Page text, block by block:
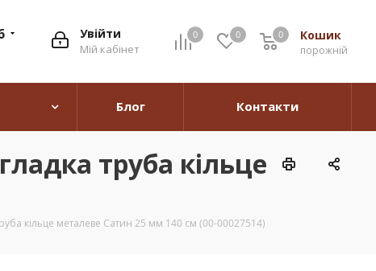
0 0 Кошик
0
порожній
0
Увійти
Мій кабінет
Блог Контакти
труба кільце
кільце металеве Сатин 25 мм 140 см (00-00027514)